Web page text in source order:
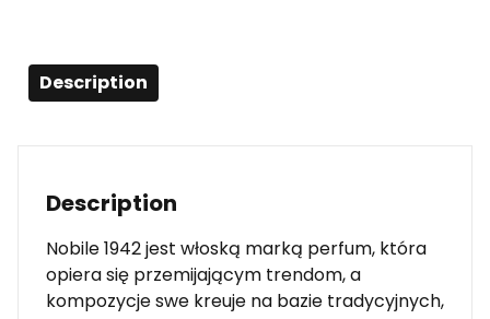
Description
Description
Nobile 1942 jest włoską marką perfum, która
opiera się przemijającym trendom, a
kompozycje swe kreuje na bazie tradycyjnych,